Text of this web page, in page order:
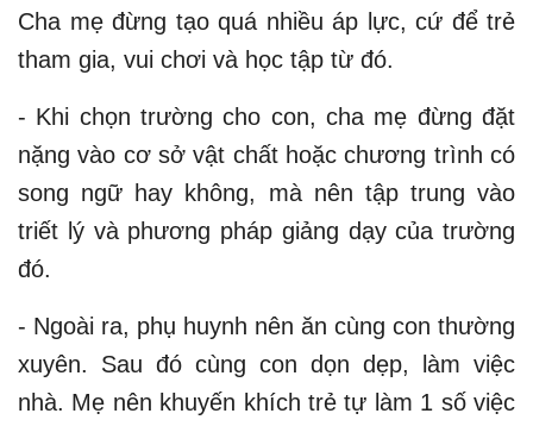
Cha mẹ đừng tạo quá nhiều áp lực, cứ để trẻ
tham gia, vui chơi và học tập từ đó.
- Khi chọn trường cho con, cha mẹ đừng đặt
nặng vào cơ sở vật chất hoặc chương trình có
song ngữ hay không, mà nên tập trung vào
triết lý và phương pháp giảng dạy của trường
đó.
- Ngoài ra, phụ huynh nên ăn cùng con thường
xuyên. Sau đó cùng con dọn dẹp, làm việc
nhà. Mẹ nên khuyến khích trẻ tự làm 1 số việc